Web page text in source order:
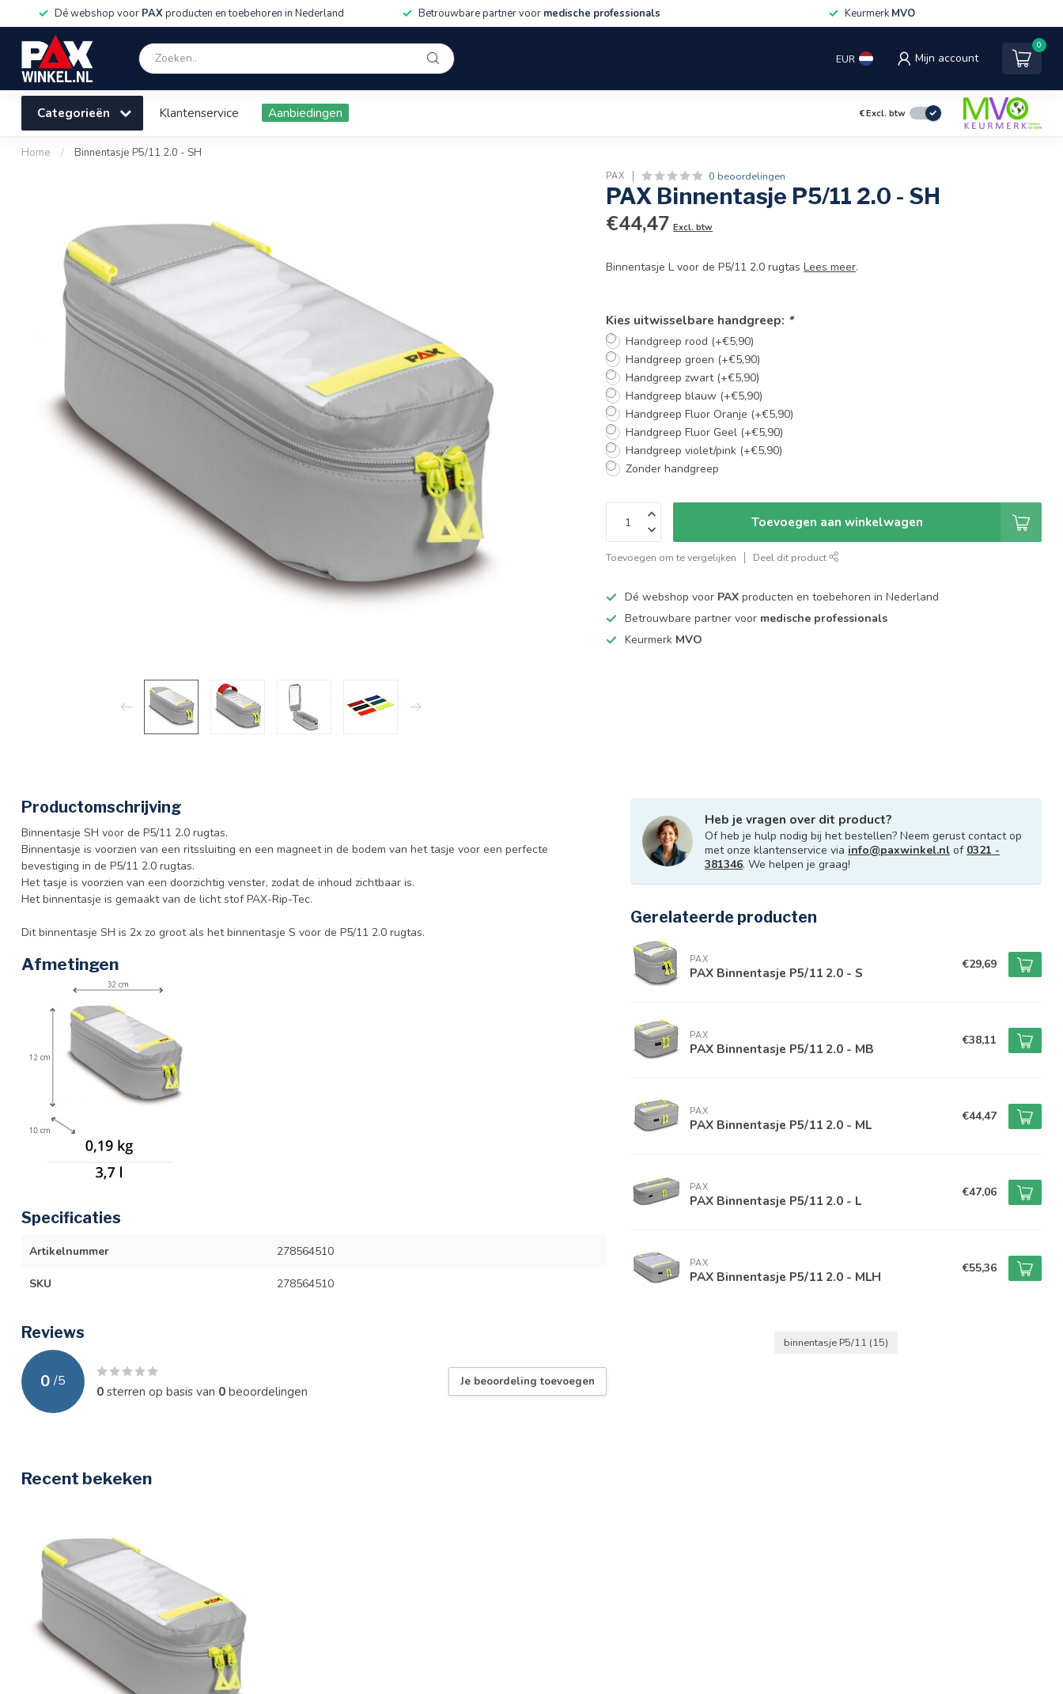
Dé webshop voor PAX producten en toebehoren in Nederland Betrouwbare partner voor medische professionals Keurmerk MVO
EUR Mijn account
0
Categorieën Klantenservice Aanbiedingen €Excl. btw
Home / Binnentasje P5/11 2.0 - SH
PAX 0 beoordelingen
PAX Binnentasje P5/11 2.0 - SH
€44,47 Excl. btw
Binnentasje L voor de P5/11 2.0 rugtasLees meer.
Kies uitwisselbare handgreep: *
Handgreep rood (+€5,90)
Handgreep groen (+€5,90)
Handgreep zwart (+€5,90)
Handgreep blauw (+€5,90)
Handgreep Fluor Oranje (+€5,90)
Handgreep Fluor Geel (+€5,90)
Handgreep violet/pink (+€5,90)
Zonder handgreep
Toevoegen aan winkelwagen
Toevoegen om te vergelijken Deel dit product
Dé webshop voor PAX producten en toebehoren in Nederland
Betrouwbare partner voor medische professionals
Keurmerk MVO
Productomschrijving
Binnentasje SH voor de P5/11 2.0 rugtas.
Binnentasje is voorzien van een ritssluiting en een magneet in de bodem van het tasje voor een perfecte
bevestiging in de P5/11 2.0 rugtas.
Het tasje is voorzien van een doorzichtig venster, zodat de inhoud zichtbaar is.
Het binnentasje is gemaakt van de licht stof PAX-Rip-Tec.
Dit binnentasje SH is 2x zo groot als het binnentasje S voor de P5/11 2.0 rugtas.
Afmetingen
Specificaties
Artikelnummer 278564510
SKU 278564510
Reviews
0 /5
0sterren op basis van 0beoordelingen
Je beoordeling toevoegen
Heb je vragen over dit product?
Of heb je hulp nodig bij het bestellen? Neem gerust contact op
met onze klantenservice via info@paxwinkel.nl of 0321 -
381346. We helpen je graag!
Gerelateerde producten
PAX
PAX Binnentasje P5/11 2.0 - S €29,69
PAX
PAX Binnentasje P5/11 2.0 - MB €38,11
PAX
PAX Binnentasje P5/11 2.0 - ML €44,47
PAX
PAX Binnentasje P5/11 2.0 - L €47,06
PAX
PAX Binnentasje P5/11 2.0 - MLH €55,36
binnentasje P5/11 (15)
Recent bekeken